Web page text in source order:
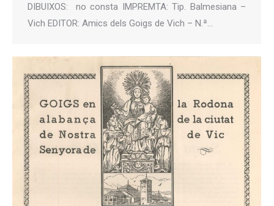
DIBUIXOS: no consta IMPREMTA: Tip. Balmesiana –
Vich EDITOR: Amics dels Goigs de Vich – N.ª…